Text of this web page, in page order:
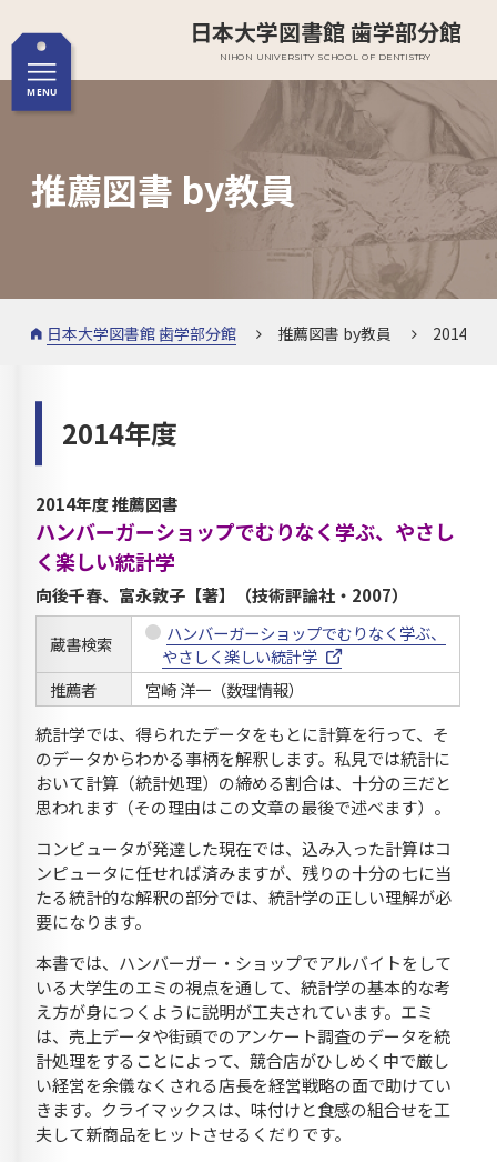
日本大学図書館 歯学部分館
NIHON UNIVERSITY SCHOOL OF DENTISTRY
推薦図書 by教員
日本大学図書館 歯学部分館 推薦図書 by教員 2014年
2014年度
2014年度 推薦図書
ハンバーガーショップでむりなく学ぶ、やさし
く楽しい統計学
向後千春、富永敦子【著】（技術評論社・2007）
蔵書検索
ハンバーガーショップでむりなく学ぶ、
やさしく楽しい統計学
推薦者
宮崎 洋一（数理情報）
統計学では、得られたデータをもとに計算を行って、そ
のデータからわかる事柄を解釈します。私見では統計に
おいて計算（統計処理）の締める割合は、十分の三だと
思われます（その理由はこの文章の最後で述べます）。
コンピュータが発達した現在では、込み入った計算はコ
ンピュータに任せれば済みますが、残りの十分の七に当
たる統計的な解釈の部分では、統計学の正しい理解が必
要になります。
本書では、ハンバーガー・ショップでアルバイトをして
いる大学生のエミの視点を通して、統計学の基本的な考
え方が身につくように説明が工夫されています。エミ
は、売上データや街頭でのアンケート調査のデータを統
計処理をすることによって、競合店がひしめく中で厳し
い経営を余儀なくされる店長を経営戦略の面で助けてい
きます。クライマックスは、味付けと食感の組合せを工
夫して新商品をヒットさせるくだりです。